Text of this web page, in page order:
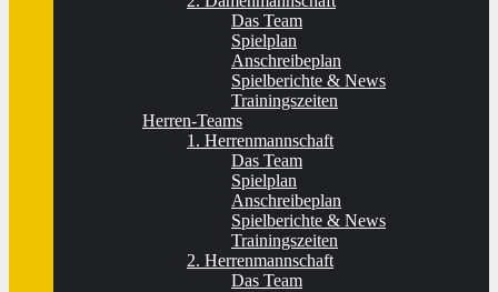
Das Team
Spielplan
Anschreibeplan
Spielberichte & News
Trainingszeiten
Herren-Teams
1. Herrenmannschaft
Das Team
Spielplan
Anschreibeplan
Spielberichte & News
Trainingszeiten
2. Herrenmannschaft
Das Team